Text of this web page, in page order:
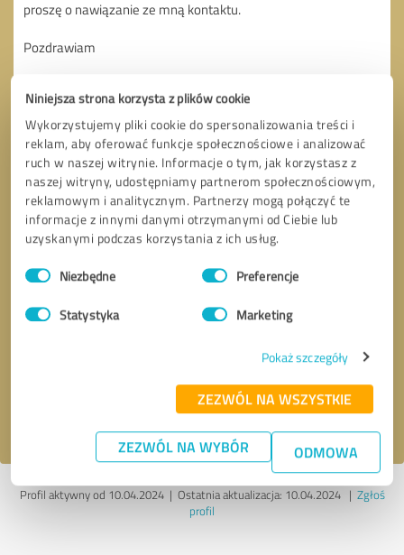
Niniejsza strona korzysta z plików cookie
Wykorzystujemy pliki cookie do spersonalizowania treści i
reklam, aby oferować funkcje społecznościowe i analizować
ruch w naszej witrynie. Informacje o tym, jak korzystasz z
naszej witryny, udostępniamy partnerom społecznościowym,
reklamowym i analitycznym. Partnerzy mogą połączyć te
informacje z innymi danymi otrzymanymi od Ciebie lub
uzyskanymi podczas korzystania z ich usług.
Wybór
zgody Niezbędne Preferencje
Statystyka Marketing
Pokaż szczegóły
ZEZWÓL NA WSZYSTKIE
ZEZWÓL NA WYBÓR ODMOWA
Kontakt telefoniczny * Pola wymagane
Akceptuję politykę prywatności.
Profil aktywny od 10.04.2024 | Ostatnia aktualizacja: 10.04.2024| Zgłoś
profil